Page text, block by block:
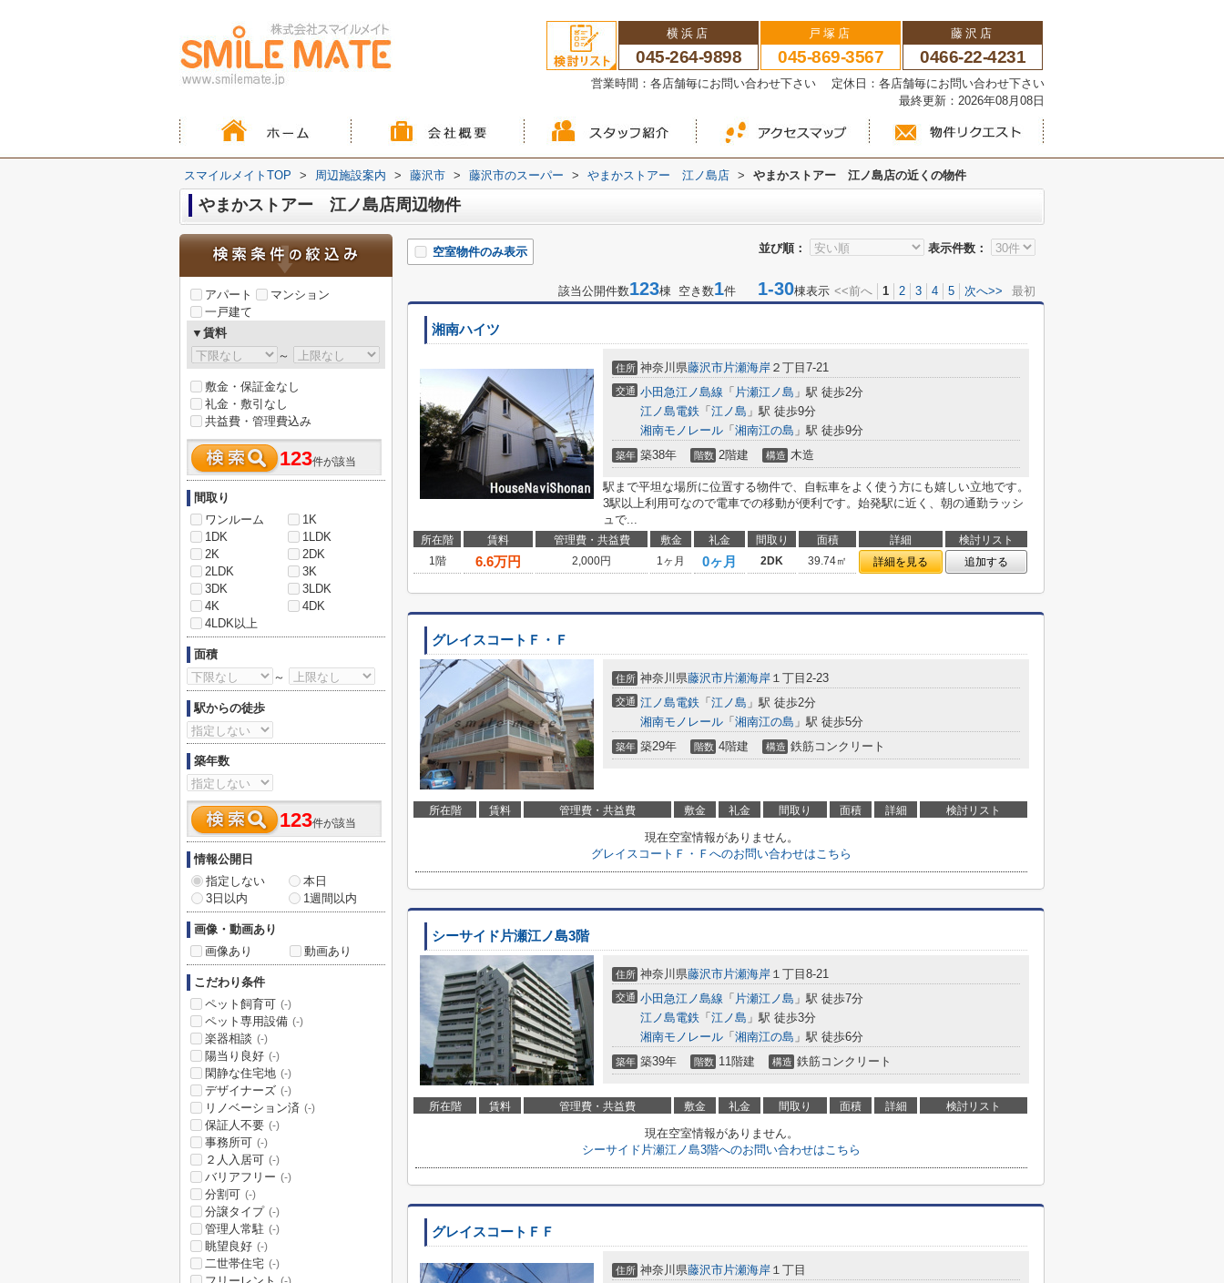
横浜店
045-264-9898
戸塚店
045-869-3567
藤沢店
0466-22-4231
営業時間：各店舗毎にお問い合わせ下さい 定休日：各店舗毎にお問い合わせ下さい
最終更新：2026年08月08日
スマイルメイトTOP > 周辺施設案内 > 藤沢市 > 藤沢市のスーパー > やまかストアー 江ノ島店 > やまかストアー 江ノ島店の近くの物件
やまかストアー 江ノ島店周辺物件
並び順： 表示件数：
空室物件のみ表示
該当公開件数123棟 空き数1件 1-30棟表示 <<前へ 1 2 3 4 5 次へ>> 最初
湘南ハイツ
住所 神奈川県藤沢市片瀬海岸 ２丁目7-21
交通 小田急江ノ島線 「 片瀬江ノ島 」駅 徒歩2分
江ノ島電鉄 「 江ノ島 」駅 徒歩9分
湘南モノレール 「 湘南江の島 」駅 徒歩9分
築年 築38年 階数 2階建 構造 木造
駅まで平坦な場所に位置する物件で、自転車をよく使う方にも嬉しい立地です。
3駅以上利用可なので電車での移動が便利です。始発駅に近く、朝の通勤ラッシ
ュで...
所在階 賃料 管理費・共益費 敷金 礼金 間取り 面積 詳細
検討リスト
1階
6.6万円 2,000円 1ヶ月 0ヶ月 2DK 39.74㎡ 詳細を見る 追加する
グレイスコートＦ・Ｆ
住所 神奈川県藤沢市片瀬海岸 １丁目2-23
交通 江ノ島電鉄 「 江ノ島 」駅 徒歩2分
湘南モノレール 「 湘南江の島 」駅 徒歩5分
築年 築29年 階数 4階建 構造 鉄筋コンクリート
所在階 賃料 管理費・共益費 敷金 礼金 間取り 面積 詳細 検討リスト
現在空室情報がありません。
グレイスコートＦ・Ｆへのお問い合わせはこちら
シーサイド片瀬江ノ島3階
住所 神奈川県藤沢市片瀬海岸 １丁目8-21
交通 小田急江ノ島線 「 片瀬江ノ島 」駅 徒歩7分
江ノ島電鉄 「 江ノ島 」駅 徒歩3分
湘南モノレール 「 湘南江の島 」駅 徒歩6分
築年 築39年 階数 11階建 構造 鉄筋コンクリート
所在階 賃料 管理費・共益費 敷金 礼金 間取り 面積 詳細 検討リスト
現在空室情報がありません。
シーサイド片瀬江ノ島3階へのお問い合わせはこちら
グレイスコートＦＦ
住所 神奈川県藤沢市片瀬海岸 １丁目
アパート
マンション
一戸建て
▼賃料
～
敷金・保証金なし
礼金・敷引なし
共益費・管理費込み
123件が該当
間取り
ワンルーム
1K
1DK
1LDK
2K
2DK
2LDK
3K
3DK
3LDK
4K
4DK
4LDK以上
面積
～
駅からの徒歩
築年数
123件が該当
情報公開日
指定しない
本日
3日以内
1週間以内
画像・動画あり
画像あり
動画あり
こだわり条件
ペット飼育可 (-)
ペット専用設備 (-)
楽器相談 (-)
陽当り良好 (-)
閑静な住宅地 (-)
デザイナーズ (-)
リノベーション済 (-)
保証人不要 (-)
事務所可 (-)
２人入居可 (-)
バリアフリー (-)
分割可 (-)
分譲タイプ (-)
管理人常駐 (-)
眺望良好 (-)
二世帯住宅 (-)